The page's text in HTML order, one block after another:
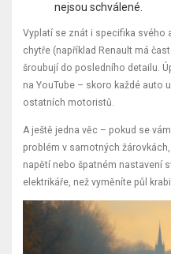
nejsou schválené.
Vyplatí se znát i specifika svého
chytře (například Renault má
šroubují do posledního detailu.
na YouTube – skoro každé auto
ostatních motoristů.
A ještě jedna věc – pokud se
problém v samotných
napětí nebo špatném nastavení
elektrikáře, než vyměníte půl